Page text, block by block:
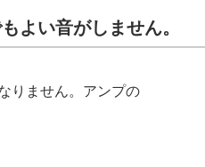
よい音がしません。
りません。アンプの